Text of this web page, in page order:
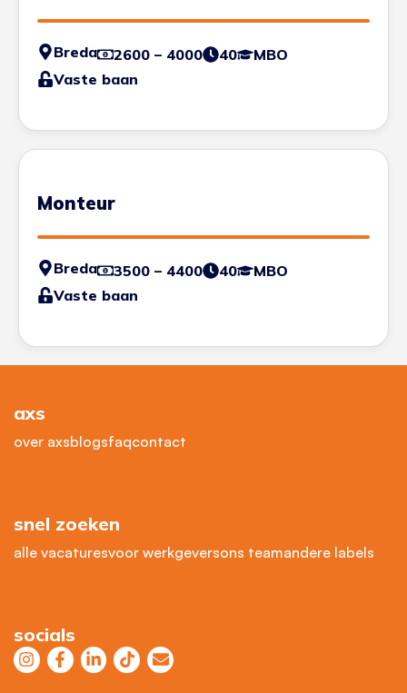
Breda 2600 – 4000 40
MBO
Vaste baan
Monteur
Breda 3500 – 4400 40
MBO
Vaste baan
axs
over axsblogsfaqcontact
snel zoeken
alle vacaturesvoor werkgeversons teamandere labels
socials